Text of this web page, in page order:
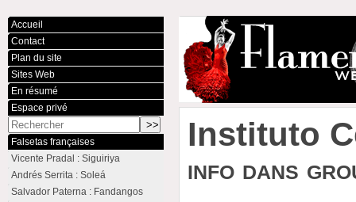
Instituto
info dans
Accueil
Contact
Plan du site
Sites Web
En résumé
Espace privé
Falsetas françaises
Vicente Pradal : Siguiriya
Andrés Serrita : Soleá
Salvador Paterna : Fandangos